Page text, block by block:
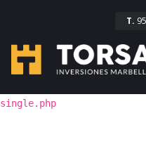
T.
single.php